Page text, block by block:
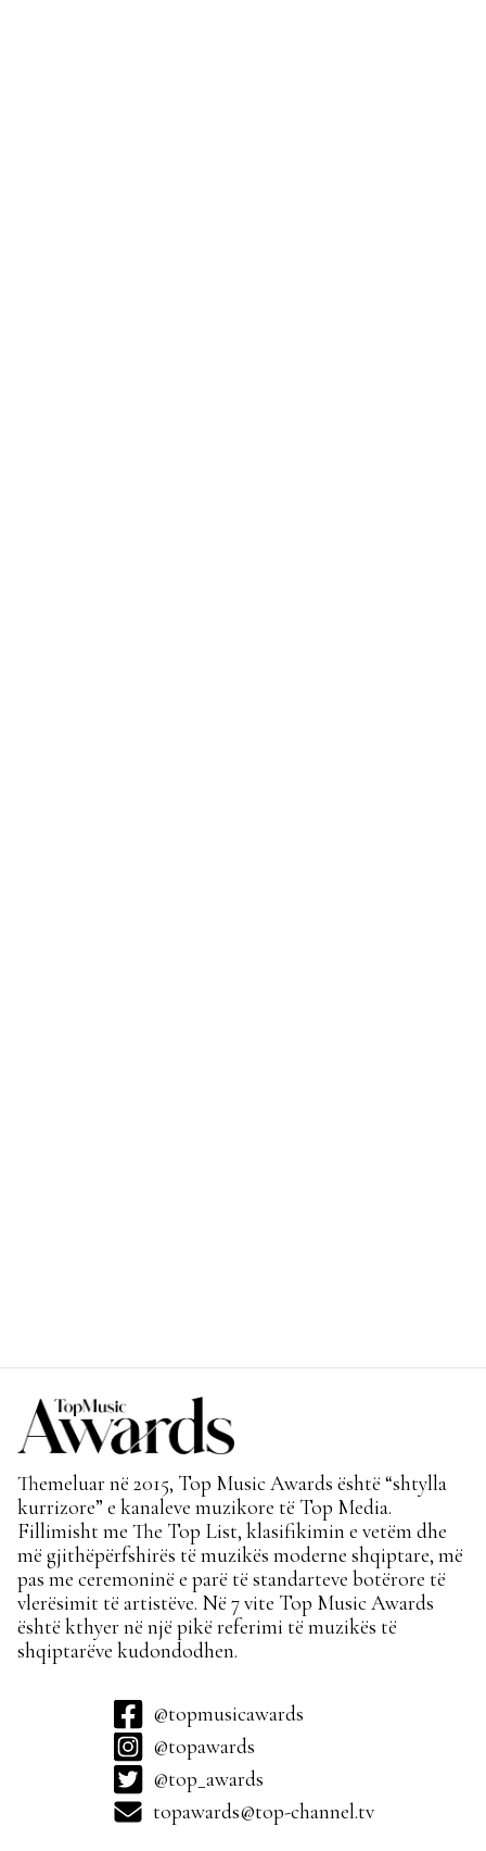
Themeluar në 2015, Top Music Awards është “shtylla
kurrizore” e kanaleve muzikore të Top Media.
Fillimisht me The Top List, klasifikimin e vetëm dhe
më gjithëpërfshirës të muzikës moderne shqiptare, më
pas me ceremoninë e parë të standarteve botërore të
vlerësimit të artistëve. Në 7 vite Top Music Awards
është kthyer në një pikë referimi të muzikës të
shqiptarëve kudondodhen.
@topmusicawards
@topawards
@top_awards
topawards@top-channel.tv